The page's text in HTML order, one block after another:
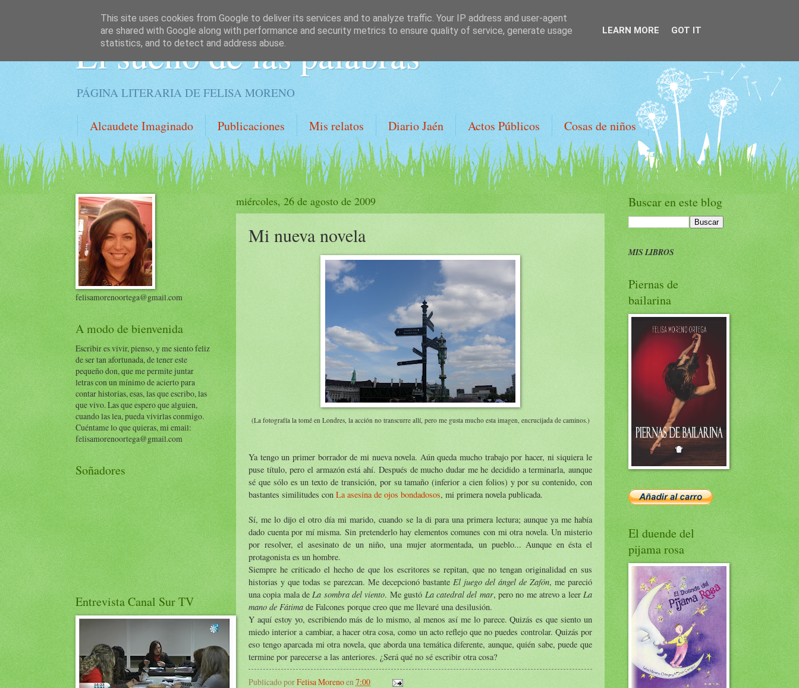
El sueño de las palabras
PÁGINA LITERARIA DE FELISA MORENO
Alcaudete Imaginado Publicaciones Mis relatos Diario Jaén Actos Públicos Cosas de niños
miércoles, 26 de agosto de 2009
Mi nueva novela
(La fotografía la tomé en Londres, la acción no transcurre allí, pero me gusta mucho esta imagen, encrucijada de caminos.)
Ya tengo un primer borrador de mi nueva novela. Aún queda mucho trabajo por hacer, ni siquiera le
puse título, pero el armazón está ahí. Después de mucho dudar me he decidido a terminarla, aunque
sé que sólo es un texto de transición, por su tamaño (inferior a cien folios) y por su contenido, con
bastantes similitudes con La asesina de ojos bondadosos, mi primera novela publicada.
Sí, me lo dijo el otro día mi marido, cuando se la di para una primera lectura; aunque ya me había
dado cuenta por mí misma. Sin pretenderlo hay elementos comunes con mi otra novela. Un misterio
por resolver, el asesinato de un niño, una mujer atormentada, un pueblo... Aunque en ésta el
protagonista es un hombre.
Siempre he criticado el hecho de que los escritores se repitan, que no tengan originalidad en sus
historias y que todas se parezcan. Me decepcionó bastante El juego del ángel de Zafón, me pareció
una copia mala de La sombra del viento. Me gustó La catedral del mar, pero no me atrevo a leer La
mano de Fátima de Falcones porque creo que me llevaré una desilusión.
Y aquí estoy yo, escribiendo más de lo mismo, al menos así me lo parece. Quizás es que siento un
miedo interior a cambiar, a hacer otra cosa, como un acto reflejo que no puedes controlar. Quizás por
eso tengo aparcada mi otra novela, que aborda una temática diferente, aunque, quién sabe, puede que
termine por parecerse a las anteriores. ¿Será qué no sé escribir otra cosa?
Publicado porFelisa Morenoen 7:00
felisamorenoortega@gmail.com
A modo de bienvenida
Escribir es vivir, pienso, y me siento feliz
de ser tan afortunada, de tener este
pequeño don, que me permite juntar
letras con un mínimo de acierto para
contar historias, esas, las que escribo, las
que vivo. Las que espero que alguien,
cuando las lea, pueda vivirlas conmigo.
Cuéntame lo que quieras, mi email:
felisamorenoortega@gmail.com
Soñadores
Entrevista Canal Sur TV
Buscar en este blog
MIS LIBROS
Piernas de
bailarina
El duende del
pijama rosa
This site uses cookies from Google to deliver its services and to analyze traffic. Your IP address and user-agent
are shared with Google along with performance and security metrics to ensure quality of service, generate usage
statistics, and to detect and address abuse.
LEARN MORE GOT IT